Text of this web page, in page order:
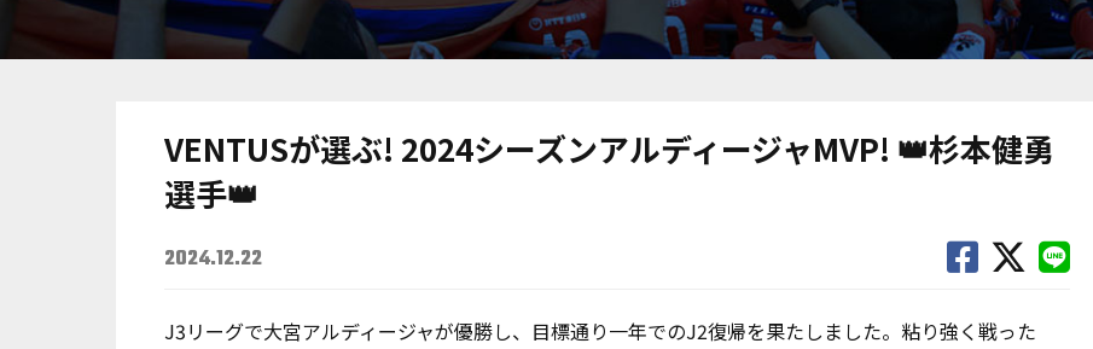
VENTUSが選ぶ! 2024シーズンアルディージャMVP! 👑杉本健勇
選手👑
2024.12.22
J3リーグで大宮アルディージャが優勝し、目標通り一年でのJ2復帰を果たしました。粘り強く戦った